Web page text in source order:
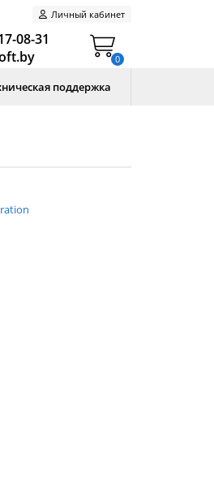
Личный кабинет
08-31
0
поддержка